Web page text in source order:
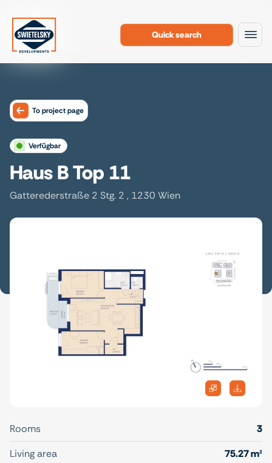
To the content Quick search
To project page
verfügbar
Haus B Top 11
Gatterederstraße 2 Stg. 2 , 1230 Wien
Rooms
3
Living area
75.27 m²